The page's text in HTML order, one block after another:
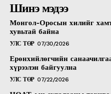
Шинэ мэдээ
Монгол-Оросын хилийг
хувьтай байна
УЛС ТӨР 07/30/2026
Ерөнхийлөгчийн
хүрээлэн байгуулна
УЛС ТӨР 07/22/2026